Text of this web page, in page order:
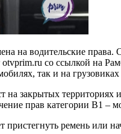
на водительские
со ссылкой на
так и на
закрытых
прав категории B1 –
ремень или